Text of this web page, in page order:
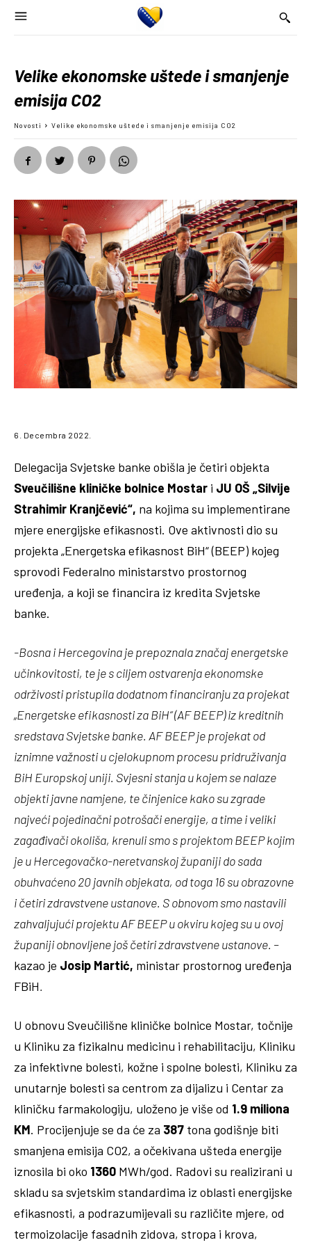
Velike ekonomske uštede i smanjenje
emisija CO2
Novosti Velike ekonomske uštede i smanjenje emisija CO2
6. Decembra 2022.
Delegacija Svjetske banke obišla je četiri objekta
Sveučilišne kliničke bolnice Mostar i JU OŠ „Silvije
Strahimir Kranjčević“, na kojima su implementirane
mjere energijske efikasnosti. Ove aktivnosti dio su
projekta „Energetska efikasnost BiH“ (BEEP) kojeg
sprovodi Federalno ministarstvo prostornog
uređenja, a koji se financira iz kredita Svjetske
banke.
-Bosna i Hercegovina je prepoznala značaj energetske
učinkovitosti, te je s ciljem ostvarenja ekonomske
održivosti pristupila dodatnom financiranju za projekat
„Energetske efikasnosti za BiH“ (AF BEEP) iz kreditnih
sredstava Svjetske banke. AF BEEP je projekat od
iznimne važnosti u cjelokupnom procesu pridruživanja
BiH Europskoj uniji. Svjesni stanja u kojem se nalaze
objekti javne namjene, te činjenice kako su zgrade
najveći pojedinačni potrošači energije, a time i veliki
zagađivači okoliša, krenuli smo s projektom BEEP kojim
je u Hercegovačko-neretvanskoj županiji do sada
obuhvaćeno 20 javnih objekata, od toga 16 su obrazovne
i četiri zdravstvene ustanove. S obnovom smo nastavili
zahvaljujući projektu AF BEEP u okviru kojeg su u ovoj
županiji obnovljene još četiri zdravstvene ustanove. –
kazao je Josip Martić, ministar prostornog uređenja
FBiH.
U obnovu Sveučilišne kliničke bolnice Mostar, točnije
u Kliniku za fizikalnu medicinu i rehabilitaciju, Kliniku
za infektivne bolesti, kožne i spolne bolesti, Kliniku za
unutarnje bolesti sa centrom za dijalizu i Centar za
kliničku farmakologiju, uloženo je više od 1.9 miliona
KM. Procijenjuje se da će za 387 tona godišnje biti
smanjena emisija CO2, a očekivana ušteda energije
iznosila bi oko 1360 MWh/god. Radovi su realizirani u
skladu sa svjetskim standardima iz oblasti energijske
efikasnosti, a podrazumijevali su različite mjere, od
termoizolacije fasadnih zidova, stropa i krova,